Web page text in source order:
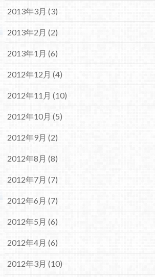
2013年3月 (3)
2013年2月 (2)
2013年1月 (6)
2012年12月 (4)
2012年11月 (10)
2012年10月 (5)
2012年9月 (2)
2012年8月 (8)
2012年7月 (7)
2012年6月 (7)
2012年5月 (6)
2012年4月 (6)
2012年3月 (10)